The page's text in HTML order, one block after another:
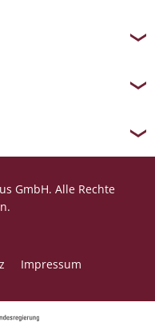
GmbH. Alle Rechte
Impressum